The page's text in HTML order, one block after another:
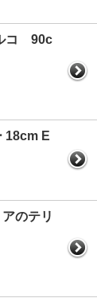
コ 90c
18cm E
のテリ